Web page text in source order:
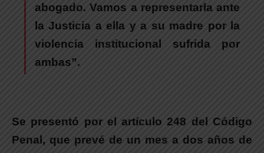
abogado. Vamos a representarla ante
la Justicia a ella y a su madre por la
violencia institucional sufrida por
ambas”.
Se presentó por el artículo 248 del Código
Penal, que prevé de un mes a dos años de